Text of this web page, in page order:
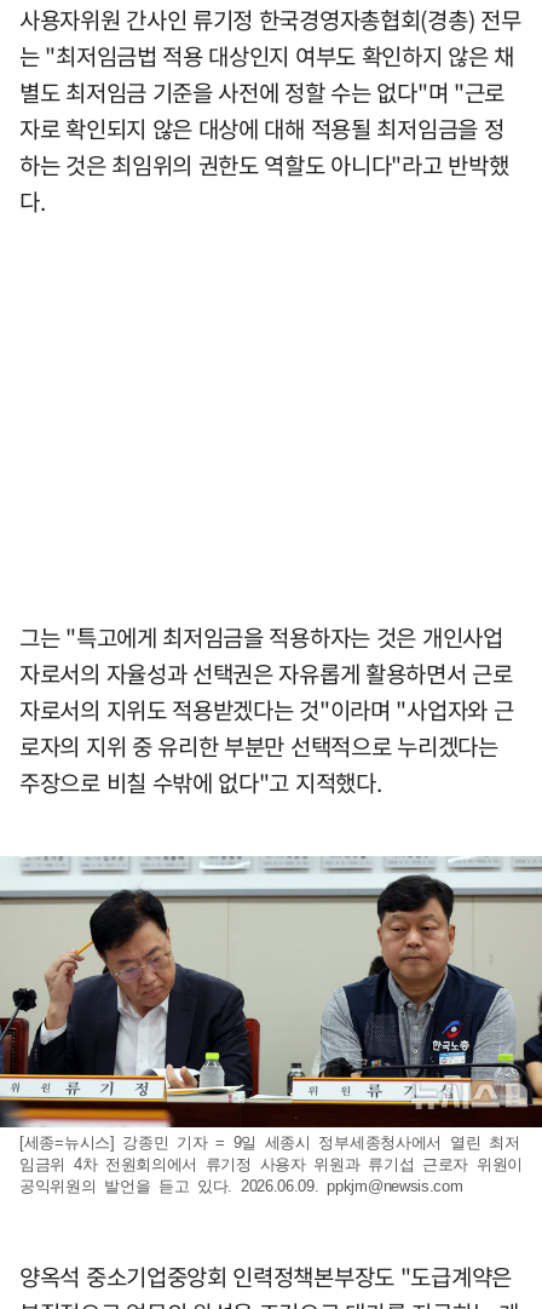
사용자위원 간사인 류기정 한국경영자총협회(경총) 전무
는 "최저임금법 적용 대상인지 여부도 확인하지 않은 채
별도 최저임금 기준을 사전에 정할 수는 없다"며 "근로
자로 확인되지 않은 대상에 대해 적용될 최저임금을 정
하는 것은 최임위의 권한도 역할도 아니다"라고 반박했
다.
그는 "특고에게 최저임금을 적용하자는 것은 개인사업
자로서의 자율성과 선택권은 자유롭게 활용하면서 근로
자로서의 지위도 적용받겠다는 것"이라며 "사업자와 근
로자의 지위 중 유리한 부분만 선택적으로 누리겠다는
주장으로 비칠 수밖에 없다"고 지적했다.
[세종=뉴시스] 강종민 기자 = 9일 세종시 정부세종청사에서 열린 최저
임금위 4차 전원회의에서 류기정 사용자 위원과 류기섭 근로자 위원이
공익위원의 발언을 듣고 있다. 2026.06.09.ppkjm@newsis.com
양옥석 중소기업중앙회 인력정책본부장도 "도급계약은